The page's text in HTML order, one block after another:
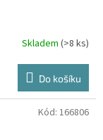
Skladem (>8 ks)
Do košíku
Kód: 166806